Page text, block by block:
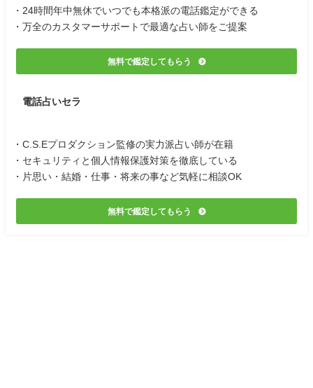
・24時間年中無休でいつでも本格派の電話鑑定ができる
・万全のカスタマーサポートで最適な占い師をご提案
無料で鑑定してもらう
電話占いセラ
・C.S.Eプロダクション監修の実力派占い師が在籍
・セキュリティと個人情報保護対策を徹底している
・片思い・結婚・仕事・将来の事など気軽に相談OK
無料で鑑定してもらう